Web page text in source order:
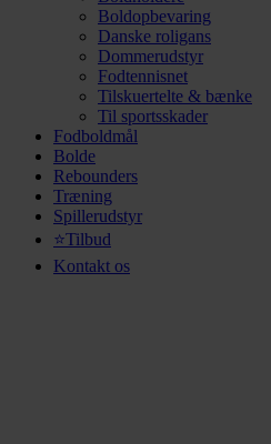
Boldopbevaring
Danske roligans
Dommerudstyr
Fodtennisnet
Tilskuertelte & bænke
Til sportsskader
Fodboldmål
Bolde
Rebounders
Træning
Spillerudstyr
⭐Tilbud
Kontakt os